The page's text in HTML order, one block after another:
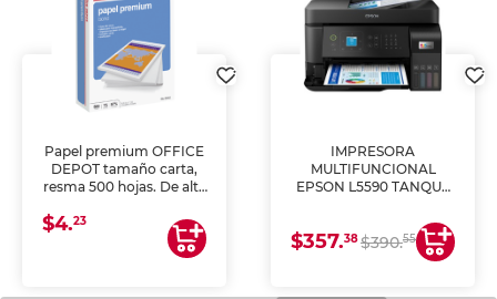
Papel premium OFFICE
DEPOT tamaño carta,
resma 500 hojas. De alta
uniforme, ideal para
impresoras de inyección
de tinta y láser,
general de oficina.
$4.23
IMPRESORA
MULTIFUNCIONAL
EPSON L5590 TANQUE
COPIA Y ESCANEA)
$357.38$390.55